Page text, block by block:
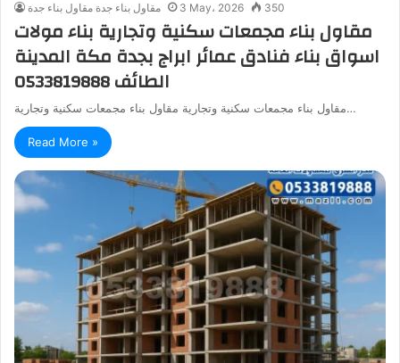
مقاول بناء جدة مقاول بناء جدة 3 May، 2026 350
مقاول بناء مجمعات سكنية وتجارية بناء مولات
اسواق بناء فنادق عمائر ابراج بجدة مكة المدينة
الطائف 0533819888
مقاول بناء مجمعات سكنية وتجارية مقاول بناء مجمعات سكنية وتجارية…
Read More »